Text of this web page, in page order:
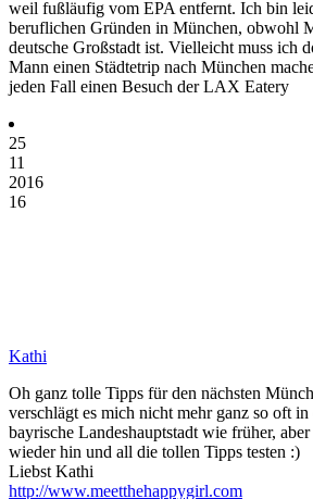
weil fußläufig vom EPA entfernt. Ich bin
beruflichen Gründen in München, obwohl
deutsche Großstadt ist. Vielleicht muss ich
Mann einen Städtetrip nach München
jeden Fall einen Besuch der LAX Eatery
25
11
2016
16
Kathi
Oh ganz tolle Tipps für den nächsten
verschlägt es mich nicht mehr ganz so oft
bayrische Landeshauptstadt wie früher,
wieder hin und all die tollen Tipps testen :)
Liebst Kathi
http://www.meetthehappygirl.com